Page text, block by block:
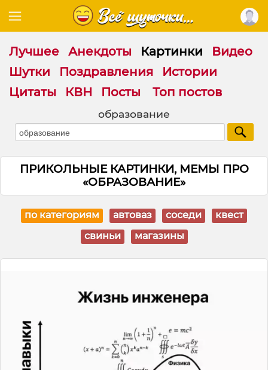
Лучшее Анекдоты Картинки
Видео
Шутки
Поздравления
Истории
Цитаты
КВН Посты Топ постов
образование
ПРИКОЛЬНЫЕ КАРТИНКИ, МЕМЫ ПРО
«ОБРАЗОВАНИЕ»
по категориям автоваз соседи
квест
свиньи
магазины